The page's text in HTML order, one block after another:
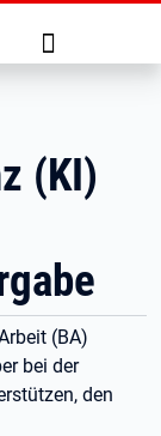
Anmelden
(KI)
(BA)
bei der
den